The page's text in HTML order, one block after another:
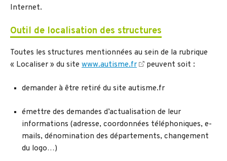
Internet.
Outil de localisation des structures
Toutes les structures mentionnées au sein de la rubrique
« Localiser » du site www.autisme.fr peuvent soit :
demander à être retiré du site autisme.fr
émettre des demandes d’actualisation de leur
informations (adresse, coordonnées téléphoniques, e-
mails, dénomination des départements, changement
du logo…)